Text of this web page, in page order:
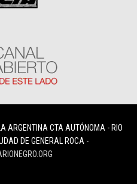
ARGENTINA CTA AUTÓNOMA - RIO
DE GENERAL ROCA -